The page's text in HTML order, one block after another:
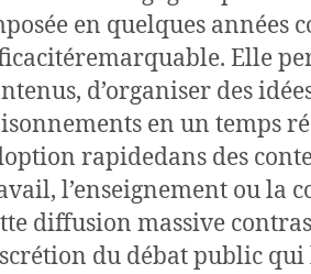
en quelques années
Elle
d’organiser des
en un temps
rapidedans des
l’enseignement ou la
diffusion massive
du débat public qui